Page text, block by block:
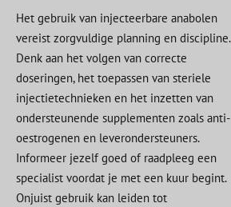
Het gebruik van injecteerbare anabolen
vereist zorgvuldige planning en discipline.
Denk aan het volgen van correcte
doseringen, het toepassen van steriele
injectietechnieken en het inzetten van
ondersteunende supplementen zoals anti-
oestrogenen en leverondersteuners.
Informeer jezelf goed of raadpleeg een
specialist voordat je met een kuur begint.
Onjuist gebruik kan leiden tot